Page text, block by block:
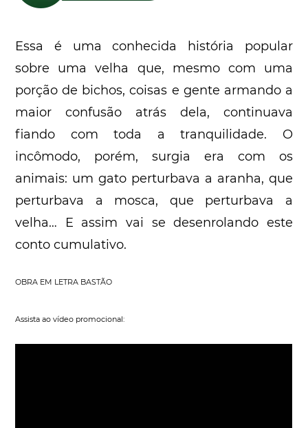
Essa é uma conhecida história popular
sobre uma velha que, mesmo com uma
porção de bichos, coisas e gente armando a
maior confusão atrás dela, continuava
fiando com toda a tranquilidade. O
incômodo, porém, surgia era com os
animais: um gato perturbava a aranha, que
perturbava a mosca, que perturbava a
velha… E assim vai se desenrolando este
conto cumulativo.
OBRA EM LETRA BASTÃO
Assista ao vídeo promocional: